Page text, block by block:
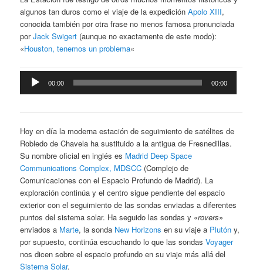
algunos tan duros como el viaje de la expediciónApolo XIII,
conocida también por otra frase no menos famosa pronunciada
porJack Swigert (aunque no exactamente de este modo):
«Houston, tenemos un problema«
de
00:00 00:00
Hoy en día la moderna estación de seguimiento de satélites de
Robledo de Chavela ha sustituido a la antigua de Fresnedillas.
Su nombre oficial en inglés es Madrid Deep Space
Communications Complex, MDSCC (Complejo de
Comunicaciones con el Espacio Profundo de Madrid). La
exploración continúa y el centro sigue pendiente del espacio
exterior con el seguimiento de las sondas enviadas a diferentes
puntos del sistema solar. Ha seguido las sondas y «rovers»
enviados a Marte, la sonda New Horizons en su viaje a Plutón y,
por supuesto, continúa escuchando lo que las sondasVoyager
nos dicen sobre el espacio profundo en su viaje más allá del
Sistema Solar.